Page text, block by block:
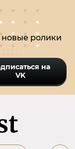
новые ролики
на
VK